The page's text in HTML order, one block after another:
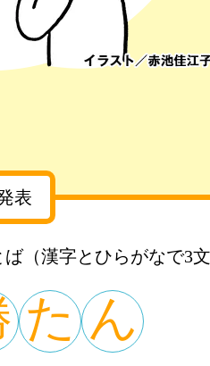
表
（漢字とひらがなで3文
た ん